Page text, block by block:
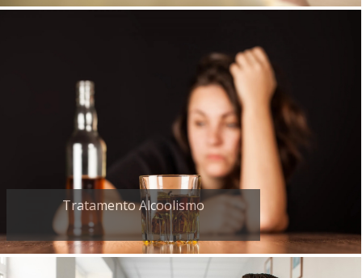
Tratamento Alcoolismo